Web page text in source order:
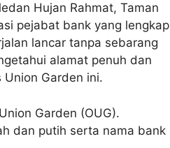
Hujan Rahmat, Taman
pejabat bank yang lengkap
lancar tanpa sebarang
alamat penuh dan
Garden ini.